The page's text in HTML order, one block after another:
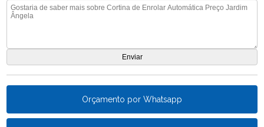
Orçamento por Whatsapp